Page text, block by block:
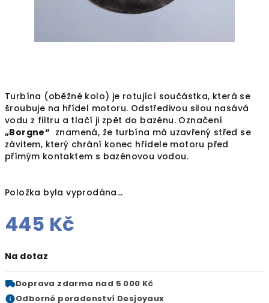
Turbína (oběžné kolo) je rotující součástka, která se
šroubuje na hřídel motoru. Odstředivou silou nasává
vodu z filtru a tlačí ji zpět do bazénu. Označení
„Borgne“ znamená, že turbína má uzavřený střed se
závitem, který chrání konec hřídele motoru před
přímým kontaktem s bazénovou vodou.
Položka byla vyprodána…
445 Kč
cena:
Na dotaz
Doprava zdarma nad 5 000 Kč
Odborné poradenství Desjoyaux